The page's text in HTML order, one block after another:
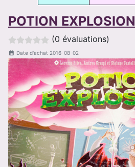
POTION EXPLOSION
(0 évaluations)
Date d'achat 2016-08-02